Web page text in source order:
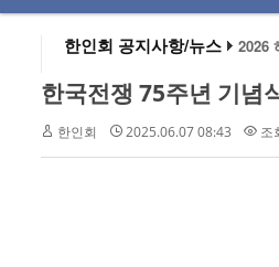
한인회 공지사항/뉴스
2026
왕과
알버
2026
한국전쟁 75주년 기념
한인회 2025.06.07 08:43 조
- 한인회소식/공지사항
- Event Photos